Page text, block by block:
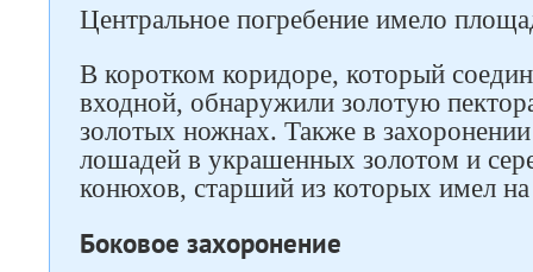
Центральное погребение имело
В коротком коридоре, который
входной, обнаружили золотую
золотых ножнах. Также в
лошадей в украшенных золотом и
конюхов, старший из которых имел
Боковое захоронение